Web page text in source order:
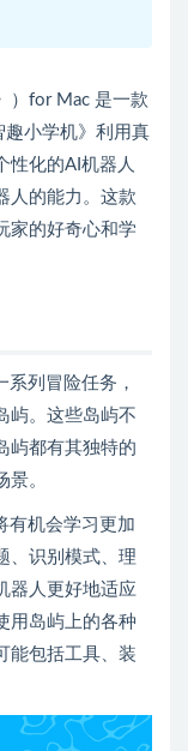
）for Mac 是一款
趣小学机》利用真
性化的AI机器人
人的能力。这款
家的好奇心和学
列冒险任务，
屿。这些岛屿不
屿都有其独特的
。
有机会学习更加
、识别模式、理
器人更好地适应
用岛屿上的各种
能包括工具、装